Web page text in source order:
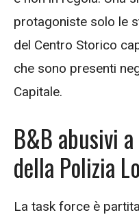
protagoniste solo le
del Centro Storico
che sono presenti
Capitale.
B&B abusivi
della Polizia
La task force è